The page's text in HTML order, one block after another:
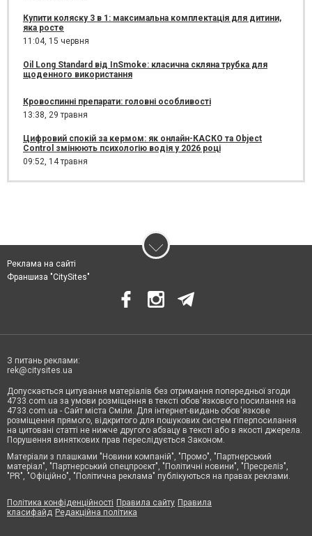
Купити коляску 3 в 1: максимальна комплектація для дитини,
яка росте
11:04, 15 червня
Oil Long Standard від InSmoke: класична скляна трубка для
щоденного використання
Кровоспинні препарати: головні особливості
13:38, 29 травня
Цифровий спокій за кермом: як онлайн-КАСКО та Object
Control змінюють психологію водія у 2026 році
09:52, 14 травня
Реклама на сайті
Франшиза "CitySites"
З питань реклами:
rek@citysites.ua
Допускається цитування матеріалів без отримання попередньої згоди
4733.com.ua за умови розміщення в тексті обов'язкового посилання на
4733.com.ua - Сайт міста Сміли. Для інтернет-видань обов'язкове
розміщення прямого, відкритого для пошукових систем гіперпосилання
на цитовані статті не нижче другого абзацу в тексті або в якості джерела.
Порушення виняткових прав переслідується Законом.
Матеріали з плашками "Новини компаній", "Промо", "Партнерський
матеріал", "Партнерський спецпроєкт", "Політичні новини", "Пресреліз",
"PR", "Офіційно", "Політична реклама" публікуються на правах реклами.
Політика конфіденційності Правила сайту Правила
класифайд Редакційна політика